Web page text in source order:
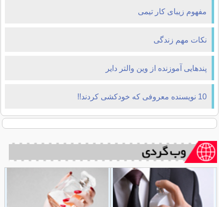
مفهوم زیبای کار تیمی
نکات مهم زندگی
پندهایی آموزنده از وین والتر دایر
10 نویسنده معروفی که خودکشی کردند!!